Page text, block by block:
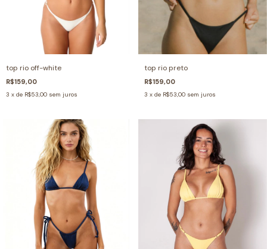
top rio off-white
R$159,00
3 x de R$53,00 sem juros
top rio preto
R$159,00
3 x de R$53,00 sem juros